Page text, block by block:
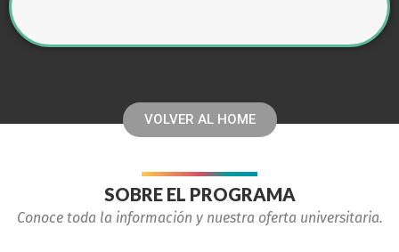
VOLVER AL HOME
SOBRE EL PROGRAMA
Conoce toda la información y nuestra oferta universitaria.